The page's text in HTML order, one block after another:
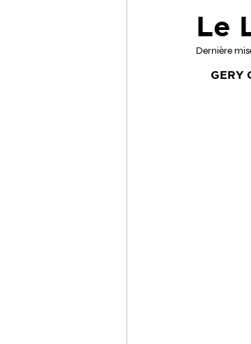
Le
Dernière
GERY